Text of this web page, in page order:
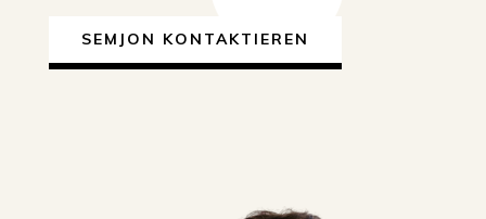
SEMJON KONTAKTIEREN